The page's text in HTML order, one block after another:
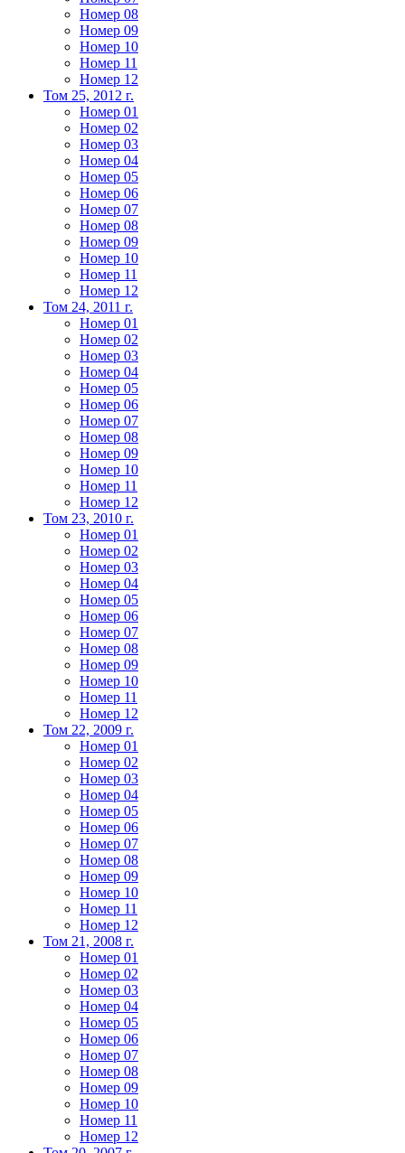
Номер 08
Номер 09
Номер 10
Номер 11
Номер 12
Том 25, 2012 г.
Номер 01
Номер 02
Номер 03
Номер 04
Номер 05
Номер 06
Номер 07
Номер 08
Номер 09
Номер 10
Номер 11
Номер 12
Том 24, 2011 г.
Номер 01
Номер 02
Номер 03
Номер 04
Номер 05
Номер 06
Номер 07
Номер 08
Номер 09
Номер 10
Номер 11
Номер 12
Том 23, 2010 г.
Номер 01
Номер 02
Номер 03
Номер 04
Номер 05
Номер 06
Номер 07
Номер 08
Номер 09
Номер 10
Номер 11
Номер 12
Том 22, 2009 г.
Номер 01
Номер 02
Номер 03
Номер 04
Номер 05
Номер 06
Номер 07
Номер 08
Номер 09
Номер 10
Номер 11
Номер 12
Том 21, 2008 г.
Номер 01
Номер 02
Номер 03
Номер 04
Номер 05
Номер 06
Номер 07
Номер 08
Номер 09
Номер 10
Номер 11
Номер 12